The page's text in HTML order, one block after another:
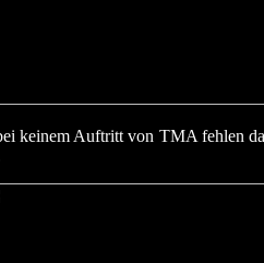
keinem Auftritt von TMA fehlen